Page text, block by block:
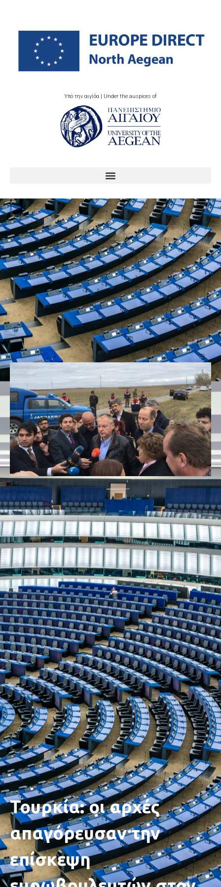
Υπό την αιγίδα | Under the auspices of
Τουρκία: οι αρχές
απαγόρευσαν την
επίσκεψη